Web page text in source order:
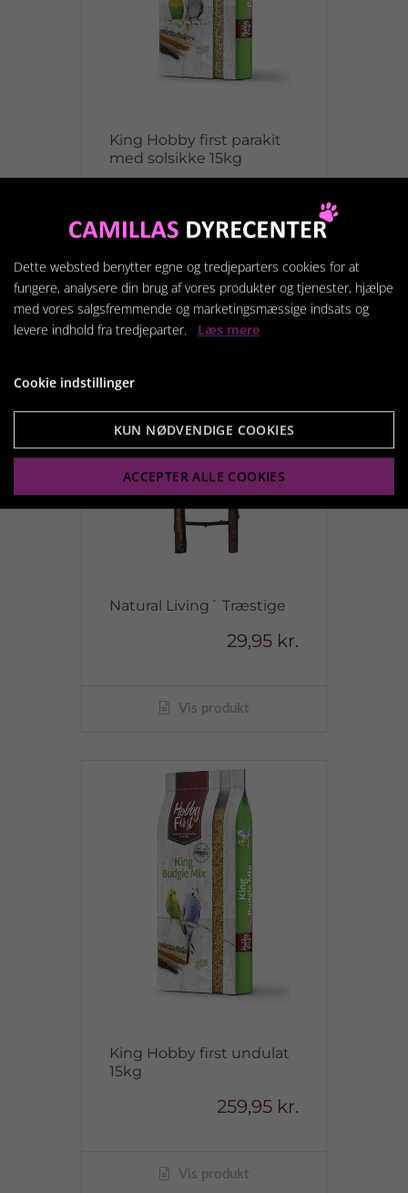
King Hobby first parakit
med solsikke 15kg
Vis produkt
Natural Living´ Træstige
29,95 kr.
Vis produkt
King Hobby first undulat
15kg
259,95 kr.
Vis produkt
Dette websted benytter egne og tredjeparters cookies for at
fungere, analysere din brug af vores produkter og tjenester, hjælpe
med vores salgsfremmende og marketingsmæssige indsats og
levere indhold fra tredjeparter. Læs mere
Cookie indstillinger
KUN NØDVENDIGE COOKIES
ACCEPTER ALLE COOKIES